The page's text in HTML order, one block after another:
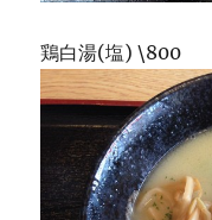
鶏白湯(塩) \800